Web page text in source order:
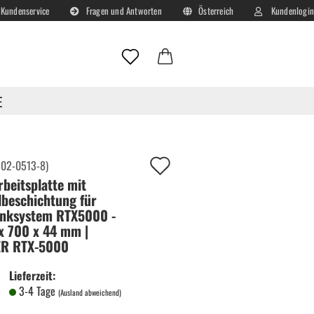
Kundenservice Fragen und Antworten Österreich Kundenlogin
Konto erstellen
02-0513-8)
mit
für
RTX5000 -
700 x 44 mm |
RTX-5000
Lieferzeit:
3-4 Tage (Ausland abweichend)